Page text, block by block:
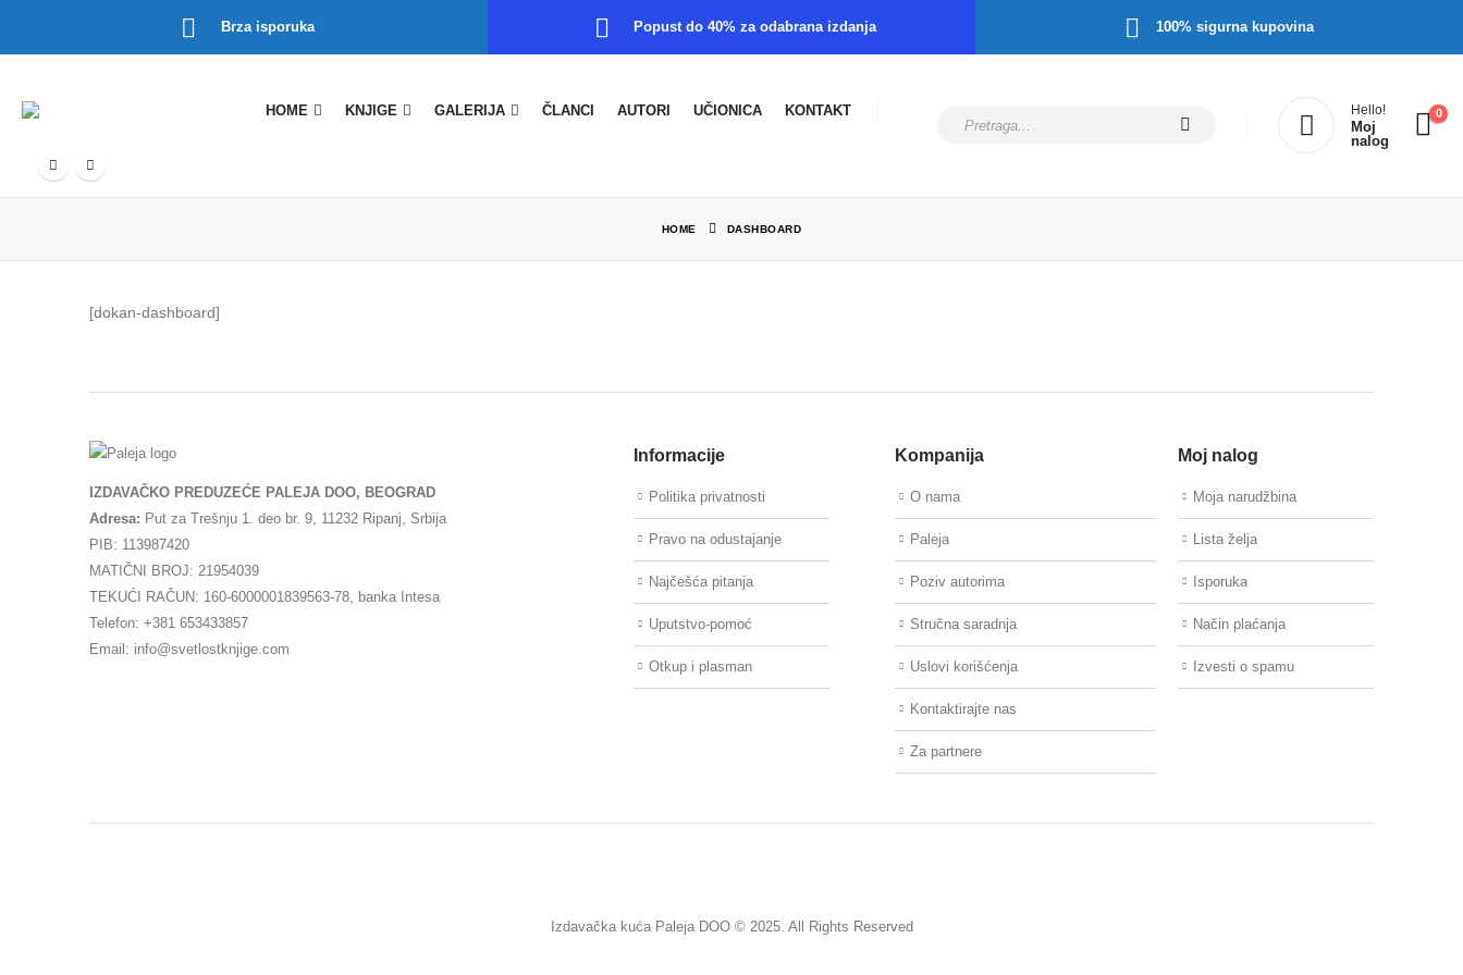
Brza isporuka Popust do 40% za odabrana izdanja 100% sigurna kupovina
HOME KNJIGE GALERIJA ČLANCI AUTORI UČIONICA KONTAKT Hello!
Moj
nalog
0
HOME DASHBOARD
[dokan-dashboard]
IZDAVAČKO PREDUZEĆE PALEJA DOO, BEOGRAD
Adresa: Put za Trešnju 1. deo br. 9, 11232 Ripanj, Srbija
PIB: 113987420
MATIČNI BROJ: 21954039
TEKUĆI RAČUN: 160-6000001839563-78, banka Intesa
Telefon: +381 653433857
Email: info@svetlostknjige.com
Informacije
Politika privatnosti
Pravo na odustajanje
Najčešća pitanja
Uputstvo-pomoć
Otkup i plasman
Kompanija
O nama
Paleja
Poziv autorima
Stručna saradnja
Uslovi korišćenja
Kontaktirajte nas
Za partnere
Moj nalog
Moja narudžbina
Lista želja
Isporuka
Način plaćanja
Izvesti o spamu
Izdavačka kuća Paleja DOO © 2025. All Rights Reserved